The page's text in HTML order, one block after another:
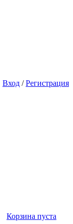
Вход /Регистрация
Корзина пуста